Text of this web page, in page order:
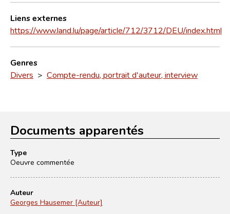
Liens externes
https://www.land.lu/page/article/712/3712/DEU/index.html
Genres
Divers > Compte-rendu, portrait d'auteur, interview
Documents apparentés
Type
Oeuvre commentée
Auteur
Georges Hausemer [Auteur]